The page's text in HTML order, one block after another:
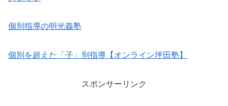
個別指導の明光義塾
個別を超えた「子」別指導【オンライン坪田塾】
スポンサーリンク